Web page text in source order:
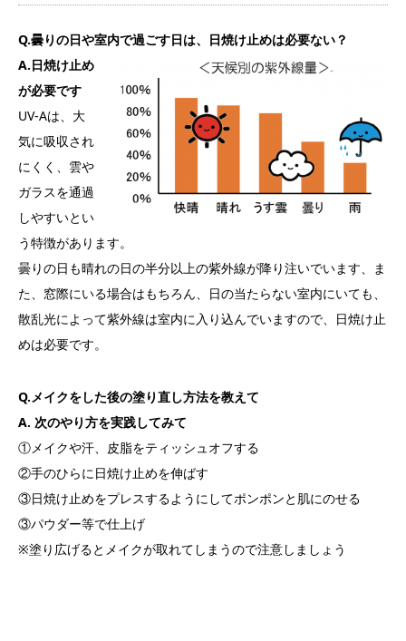
Q.曇りの日や室内で過ごす日は、日焼け止めは必要ない？
A.日焼け止め
が必要です
UV-Aは、大
気に吸収され
にくく、雲や
ガラスを通過
しやすいとい
う特徴があります。
曇りの日も晴れの日の半分以上の紫外線が降り注いでいます、ま
た、窓際にいる場合はもちろん、日の当たらない室内にいても、
散乱光によって紫外線は室内に入り込んでいますので、日焼け止
めは必要です。
Q.メイクをした後の塗り直し方法を教えて
A. 次のやり方を実践してみて
①メイクや汗、皮脂をティッシュオフする
②手のひらに日焼け止めを伸ばす
③日焼け止めをプレスするようにしてポンポンと肌にのせる
③パウダー等で仕上げ
※塗り広げるとメイクが取れてしまうので注意しましょう